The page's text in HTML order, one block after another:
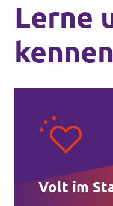
Lerne
Volt im